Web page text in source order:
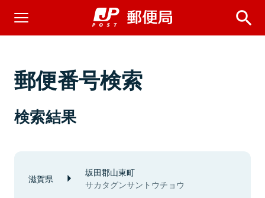
郵便番号検索
検索結果
滋賀県 坂田郡山東町
サカタグンサントウチョウ